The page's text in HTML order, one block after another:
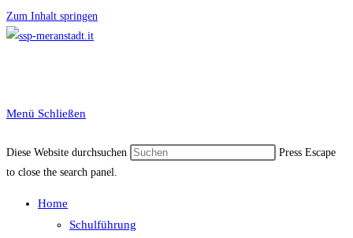
Zum Inhalt springen
Menü Schließen
Diese Website durchsuchen
Press Escape
to close the search panel.
Home
Schulführung